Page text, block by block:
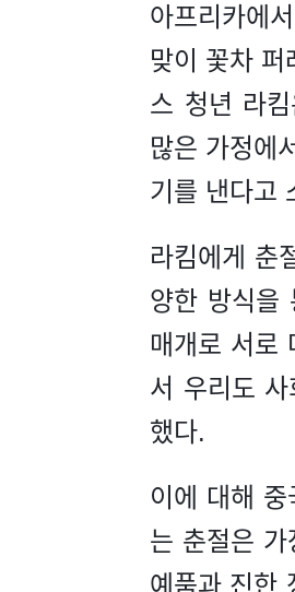
아프리카에
맞이 꽃차 퍼
스 청년 라
많은 가정에
기를 낸다고
라킴에게 춘
양한 방식을
매개로 서로
서 우리도
했다.
이에 대해
는 춘절은
예품과 진한